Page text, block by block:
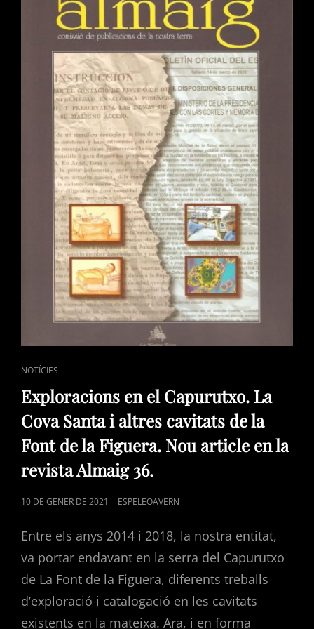
ALTRES
CAVITATS
LA
FONT
DE
LA
FIGUERA.
NOU
ARTICLE
EN
LA
REVISTA
LAPIAZ
34.
CAT
NOTÍCIES
Exploracions en el Capurutxo. La
Cova Santa i altres cavitats de la
Font de la Figuera. Nou article en la
revista Almaig 36.
POSTED
10 DE GENER DE 2021 ESPELEOAVERN
Entre els anys 2014 i 2018, la nostra entitat,
va portar endavant en la serra del Capurutxo
de La Font de la Figuera, diferents treballs
d’exploració i catalogació en les cavitats
existents en la mateixa. Ara, i en forma